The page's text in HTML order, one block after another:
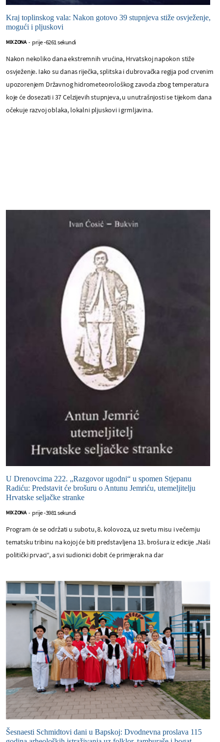
Kraj toplinskog vala: Nakon gotovo 39 stupnjeva stiže osvježenje,
mogući i pljuskovi
MIX ZONA - prije -6261 sekundi
Nakon nekoliko dana ekstremnih vrućina, Hrvatskoj napokon stiže
osvježenje. Iako su danas riječka, splitska i dubrovačka regija pod crvenim
upozorenjem Državnog hidrometeorološkog zavoda zbog temperatura
koje će dosezati i 37 Celzijevih stupnjeva, u unutrašnjosti se tijekom dana
očekuje razvoj oblaka, lokalni pljuskovi i grmljavina.
U Drenovcima 222. „Razgovor ugodni“ u spomen Stjepanu
Radiću: Predstavit će brošuru o Antunu Jemriću, utemeljitelju
Hrvatske seljačke stranke
MIX ZONA - prije -3981 sekundi
Program će se održati u subotu, 8. kolovoza, uz svetu misu i večernju
tematsku tribinu na kojoj će biti predstavljena 13. brošura iz edicije „Naši
politički prvaci“, a svi sudionici dobit će primjerak na dar
Šesnaesti Schmidtovi dani u Bapskoj: Dvodnevna proslava 115